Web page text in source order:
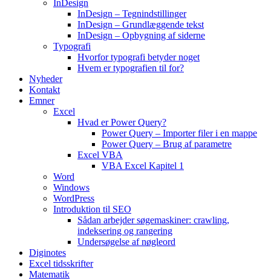
InDesign
InDesign – Tegnindstillinger
InDesign – Grundlæggende tekst
InDesign – Opbygning af siderne
Typografi
Hvorfor typografi betyder noget
Hvem er typografien til for?
Nyheder
Kontakt
Emner
Excel
Hvad er Power Query?
Power Query – Importer filer i en mappe
Power Query – Brug af parametre
Excel VBA
VBA Excel Kapitel 1
Word
Windows
WordPress
Introduktion til SEO
Sådan arbejder søgemaskiner: crawling,
indeksering og rangering
Undersøgelse af nøgleord
Diginotes
Excel tidsskrifter
Matematik